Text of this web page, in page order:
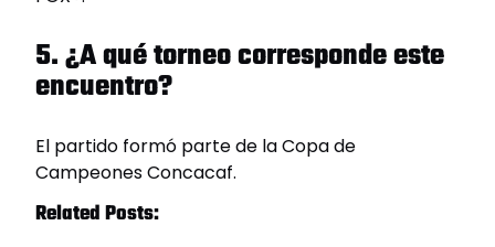
5. ¿A qué torneo corresponde este
encuentro?
El partido formó parte de la Copa de
Campeones Concacaf.
Related Posts: